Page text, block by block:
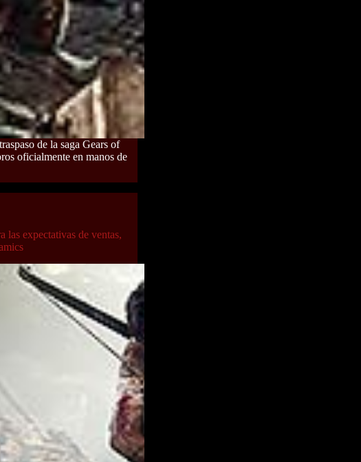
de la saga Gears of
oficialmente en manos de
las expectativas de ventas,